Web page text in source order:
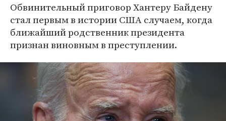
Обвинительный приговор Хантеру Байдену
стал первым в истории США случаем, когда
ближайший родственник президента
признан виновным в преступлении.